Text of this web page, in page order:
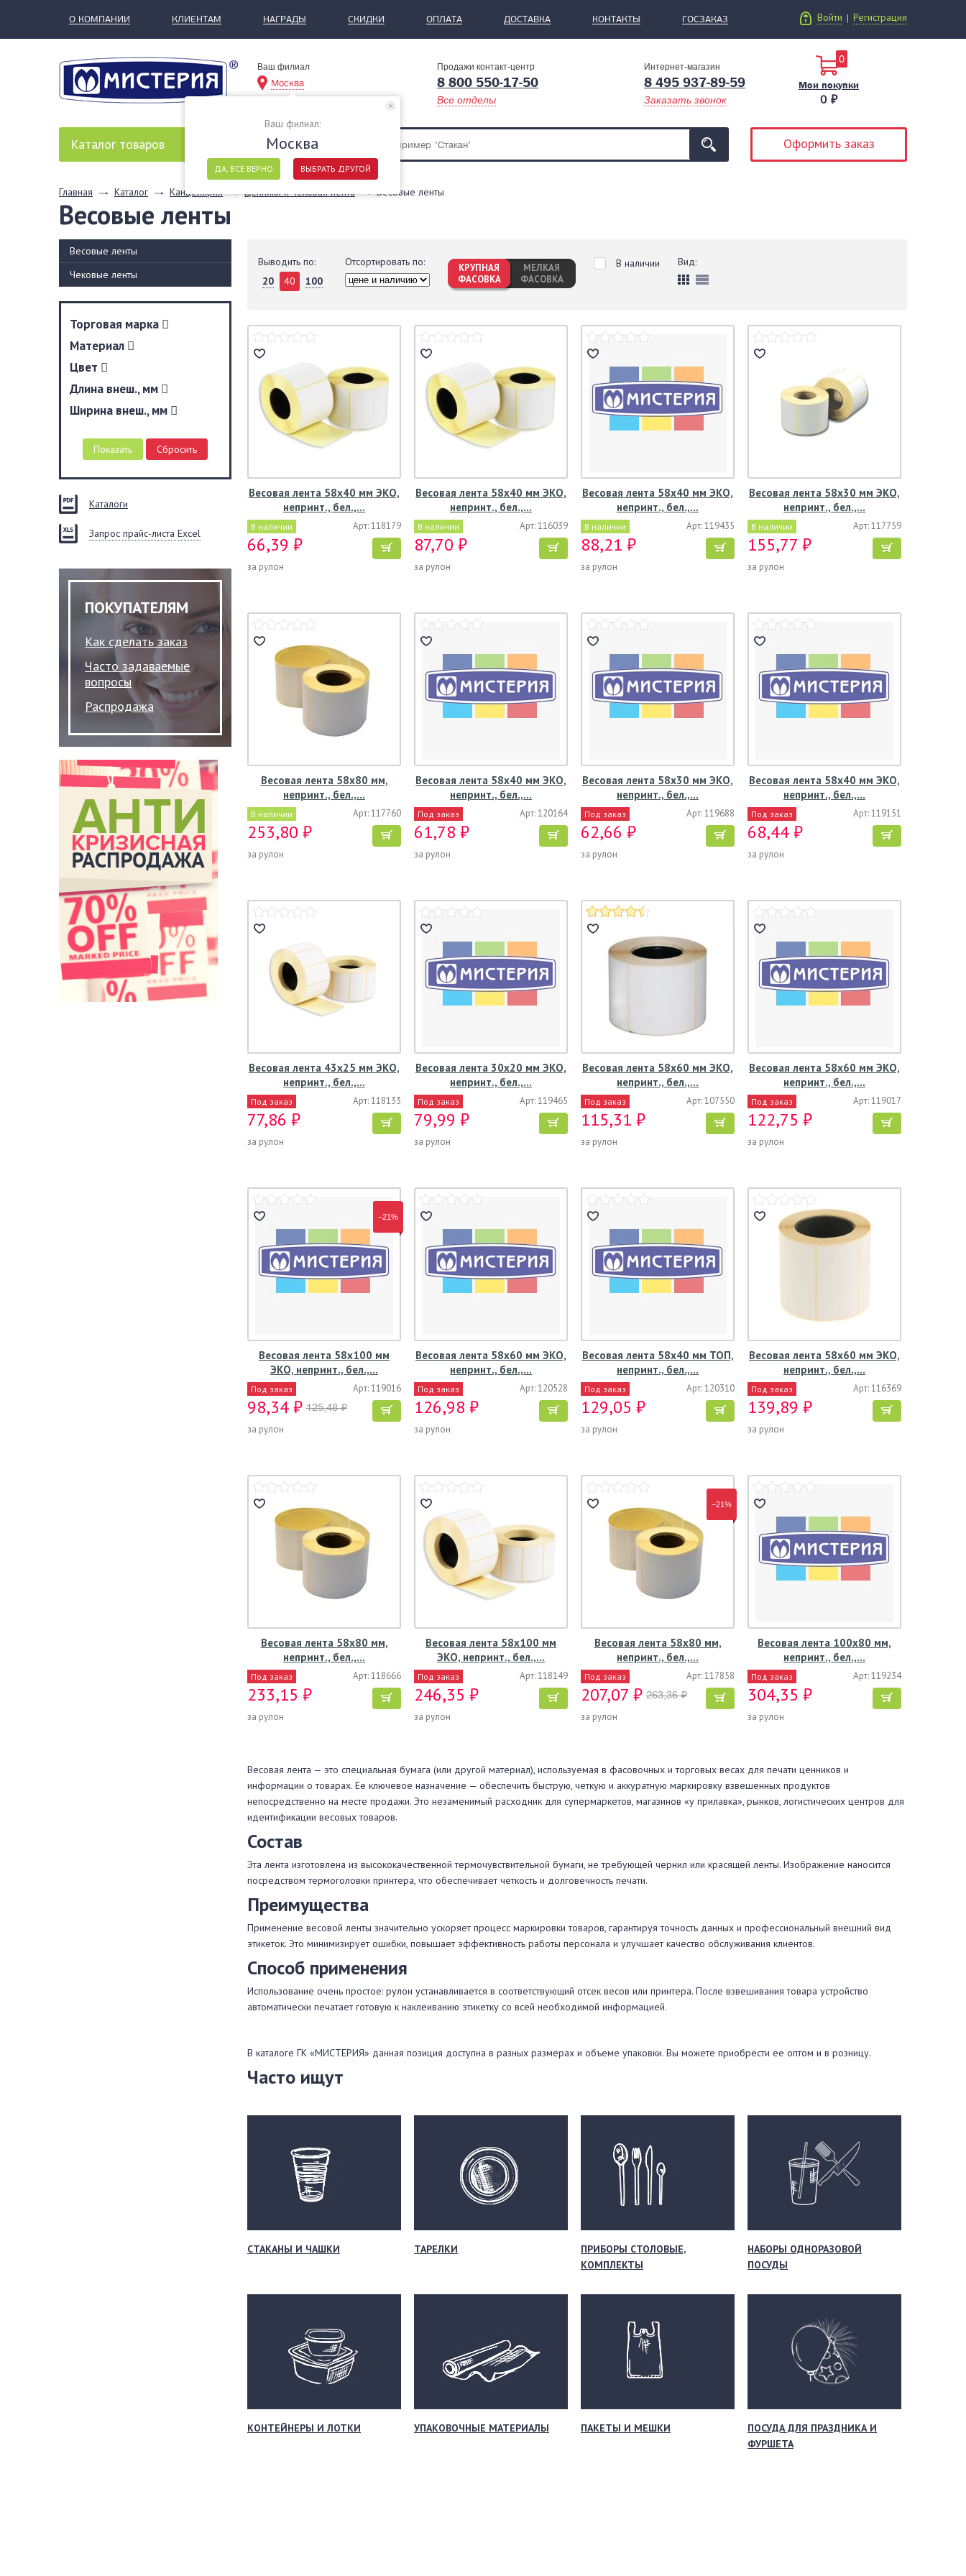
О КОМПАНИИ КЛИЕНТАМ НАГРАДЫ СКИДКИ ОПЛАТА ДОСТАВКА КОНТАКТЫ ГОСЗАКАЗ Войти | Регистрация
Ваш филиал
Москва
Продажи контакт-центр
8 800 550-17-50
Все отделы
Ваш филиал:
Москва
ДА, ВСЕ ВЕРНО ВЫБРАТЬ ДРУГОЙ
Интернет-магазин
8 495 937-89-59
Заказать звонок
0
Мои покупки
0 ₽
Каталог товаров Оформить заказ
Главная Каталог Канцелярия Ценники и чековая лента Весовые ленты
Весовые ленты
Весовые ленты
Чековые ленты
Торговая марка
Материал
Цвет
Длина внеш., мм
Ширина внеш., мм
Каталоги
Запрос прайс-листа Excel
ПОКУПАТЕЛЯМ
Как сделать заказ
Часто задаваемые
вопросы
Распродажа
Выводить по:
20
40 100
Отсортировать по:
КРУПНАЯ
ФАСОВКА
МЕЛКАЯ
ФАСОВКА
В наличии Вид:
Весовая лента 58х40 мм ЭКО,
непринт., бел.,…
В наличии Арт: 118179
66,39 ₽
за рулон
Весовая лента 58х40 мм ЭКО,
непринт., бел.,…
В наличии Арт: 116039
87,70 ₽
за рулон
Весовая лента 58х40 мм ЭКО,
непринт., бел.,…
В наличии Арт: 119435
88,21 ₽
за рулон
Весовая лента 58х30 мм ЭКО,
непринт., бел.,…
В наличии Арт: 117759
155,77 ₽
за рулон
Весовая лента 58х80 мм,
непринт., бел.,…
В наличии Арт: 117760
253,80 ₽
за рулон
Весовая лента 58х40 мм ЭКО,
непринт., бел.,…
Под заказ Арт: 120164
61,78 ₽
за рулон
Весовая лента 58х30 мм ЭКО,
непринт., бел.,…
Под заказ Арт: 119688
62,66 ₽
за рулон
Весовая лента 58х40 мм ЭКО,
непринт., бел.,…
Под заказ Арт: 119151
68,44 ₽
за рулон
Весовая лента 43х25 мм ЭКО,
непринт., бел.,…
Под заказ Арт: 118133
77,86 ₽
за рулон
Весовая лента 30х20 мм ЭКО,
непринт., бел.,…
Под заказ Арт: 119465
79,99 ₽
за рулон
Весовая лента 58х60 мм ЭКО,
непринт., бел.,…
Под заказ Арт: 107550
115,31 ₽
за рулон
Весовая лента 58х60 мм ЭКО,
непринт., бел.,…
Под заказ Арт: 119017
122,75 ₽
за рулон
−21%
Весовая лента 58х100 мм
ЭКО, непринт., бел.,…
Под заказ Арт: 119016
98,34 ₽ 125,48 ₽
за рулон
Весовая лента 58х60 мм ЭКО,
непринт., бел.,…
Под заказ Арт: 120528
126,98 ₽
за рулон
Весовая лента 58х40 мм ТОП,
непринт., бел.,…
Под заказ Арт: 120310
129,05 ₽
за рулон
Весовая лента 58х60 мм ЭКО,
непринт., бел.,…
Под заказ Арт: 116369
139,89 ₽
за рулон
Весовая лента 58х80 мм,
непринт., бел.,…
Под заказ Арт: 118666
233,15 ₽
за рулон
Весовая лента 58х100 мм
ЭКО, непринт., бел.,…
Под заказ Арт: 118149
246,35 ₽
за рулон
−21%
Весовая лента 58х80 мм,
непринт., бел.,…
Под заказ Арт: 117858
207,07 ₽ 263,36 ₽
за рулон
Весовая лента 100х80 мм,
непринт., бел.,…
Под заказ Арт: 119234
304,35 ₽
за рулон
Весовая лента — это специальная бумага (или другой материал), используемая в фасовочных и торговых весах для печати ценников и
информации о товарах. Ее ключевое назначение — обеспечить быструю, четкую и аккуратную маркировку взвешенных продуктов
непосредственно на месте продажи. Это незаменимый расходник для супермаркетов, магазинов «у прилавка», рынков, логистических центров для
идентификации весовых товаров.
Состав
Эта лента изготовлена из высококачественной термочувствительной бумаги, не требующей чернил или красящей ленты. Изображение наносится
посредством термоголовки принтера, что обеспечивает четкость и долговечность печати.
Преимущества
Применение весовой ленты значительно ускоряет процесс маркировки товаров, гарантируя точность данных и профессиональный внешний вид
этикеток. Это минимизирует ошибки, повышает эффективность работы персонала и улучшает качество обслуживания клиентов.
Способ применения
Использование очень простое: рулон устанавливается в соответствующий отсек весов или принтера. После взвешивания товара устройство
автоматически печатает готовую к наклеиванию этикетку со всей необходимой информацией.
В каталоге ГК «МИСТЕРИЯ» данная позиция доступна в разных размерах и объеме упаковки. Вы можете приобрести ее оптом и в розницу.
Часто ищут
СТАКАНЫ И ЧАШКИ ТАРЕЛКИ
ПРИБОРЫ СТОЛОВЫЕ,
КОМПЛЕКТЫ
НАБОРЫ ОДНОРАЗОВОЙ
ПОСУДЫ
КОНТЕЙНЕРЫ И ЛОТКИ УПАКОВОЧНЫЕ МАТЕРИАЛЫ ПАКЕТЫ И МЕШКИ
ПОСУДА ДЛЯ ПРАЗДНИКА И
ФУРШЕТА